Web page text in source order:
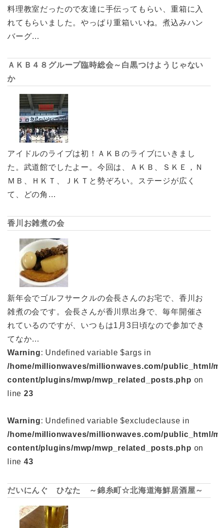
料理教室だったので友達に手伝ってもらい、重箱に入
れてもらいました。やっぱり重箱いいね。煮込みハン
バーグ…
ＡＫＢ４８グループ臨時総会～白黒つけようじゃない
か
アイドルのライブは初！ＡＫＢのライブにいきまし
た。武道館でしたよー。今回は、ＡＫＢ、ＳＫＥ，Ｎ
ＭＢ、ＨＫＴ、ＪＫＴと勢ぞろい。ステージが広く
て、どの角…
香川お雑煮の会
新年会でゴルフサークルの会長さんのお宅で、香川お
雑煮の会です。会長さんが香川県出身で、毎年開催さ
れているのですが、いつもは1月3日頃なので参加でき
てなか…
Warning: Undefined variable $args in
/home/millionwaves/millionwaves.com/public_html/
content/plugins/mwp/mwp_related_posts.php on
line 23
Warning: Undefined variable $excludeclause in
/home/millionwaves/millionwaves.com/public_html/
content/plugins/mwp/mwp_related_posts.php on
line 43
だいにんぐ ひなた ～錦糸町☆北海道海鮮居酒屋～